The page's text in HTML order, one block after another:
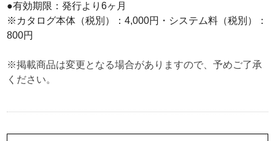
●有効期限：発行より6ヶ月
※カタログ本体（税別）：4,000円・システム料（税別）：
800円
※掲載商品は変更となる場合がありますので、予めご了承
ください。